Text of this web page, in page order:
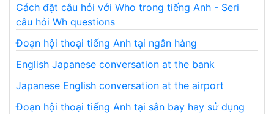
Cách đặt câu hỏi với Who trong tiếng Anh - Seri
câu hỏi Wh questions
Đoạn hội thoại tiếng Anh tại ngân hàng
English Japanese conversation at the bank
Japanese English conversation at the airport
Đoạn hội thoại tiếng Anh tại sân bay hay sử dụng